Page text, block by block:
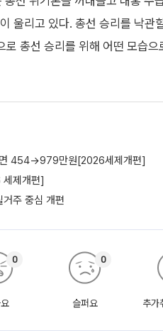
울리고 있다. 총선 승리를 낙관
총선 승리를 위해 어떤 모습
454→979만원[2026세제개편]
세제개편]
주 중심 개편
0
슬퍼요
0
추가